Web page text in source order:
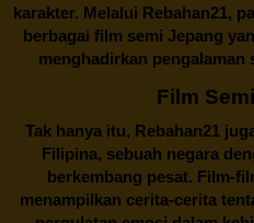
karakter. Melalui Rebahan21,
berbagai film semi Jepang
menghadirkan pengalaman
Film
Tak hanya itu, Rebahan21
Filipina, sebuah negara
berkembang pesat. Film-
menampilkan cerita-cerita